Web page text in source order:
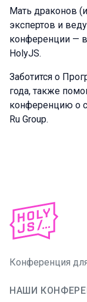
Мать драконов
экспертов и
конференции —
HolyJS.
Заботится о
года, также
конференцию о
Ru Group.
Конференция
НАШИ